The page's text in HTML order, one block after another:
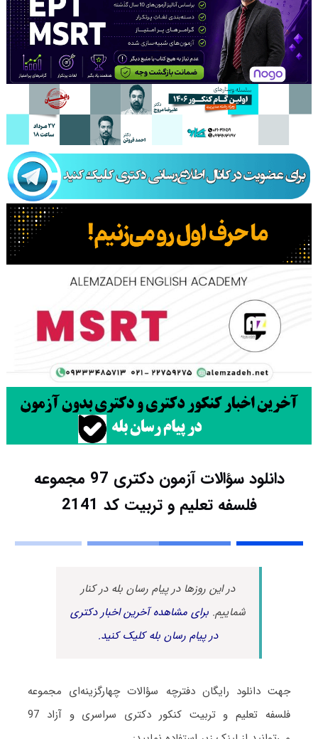
دانلود سؤالات آزمون دکتری 97 مجموعه
فلسفه تعلیم و تربیت کد 2141
در این روزها در پیام رسان بله در کنار
شماییم.برای مشاهده آخرین اخبار دکتری
در پیام رسان بله کلیک کنید.
جهت دانلود رایگان دفترچه سؤالات چهارگزینه‌ای مجموعه
فلسفه تعلیم و تربیت کنکور دکتری سراسری و آزاد 97